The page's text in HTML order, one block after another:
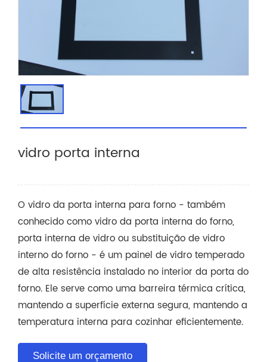
vidro porta interna
O vidro da porta interna para forno - também
conhecido como vidro da porta interna do forno,
porta interna de vidro ou substituição de vidro
interno do forno - é um painel de vidro temperado
de alta resistência instalado no interior da porta do
forno. Ele serve como uma barreira térmica crítica,
mantendo a superfície externa segura, mantendo a
temperatura interna para cozinhar eficientemente.
Solicite um orçamento